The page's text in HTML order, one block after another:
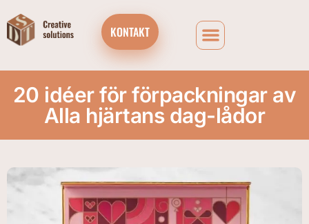
KONTAKT
20 idéer för förpackningar av
Alla hjärtans dag-lådor